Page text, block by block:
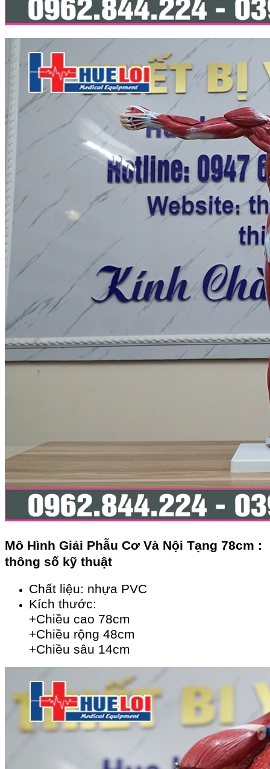
Mô Hình Giải Phẫu Cơ Và Nội Tạng 78cm :
thông số kỹ thuật
Chất liệu: nhựa PVC
Kích thước:
+Chiều cao 78cm
+Chiều rộng 48cm
+Chiều sâu 14cm